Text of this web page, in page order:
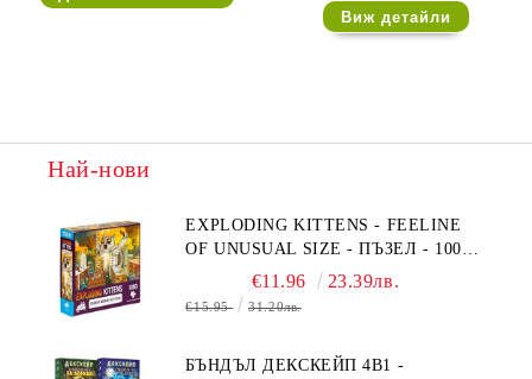
Виж детайли
Най-нови
EXPLODING KITTENS - FEELINE
OF UNUSUAL SIZE - ПЪЗЕЛ - 1000
ЧАСТИ - ПРЕОЦЕНЕН - СРЕДНА
ПОВРЕДА НА КУТИЯТА
€11.96 23.39лв.
€15.95 31.20лв.
БЪНДЪЛ ДЕКСКЕЙП 4В1 -